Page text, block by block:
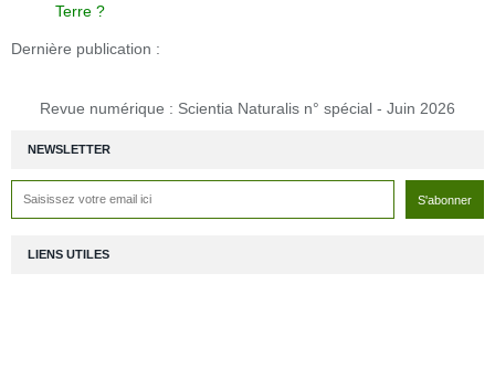
NEWSLETTER
Terre ?
Dernière publication :
Revue numérique : Scientia Naturalis n° spécial - Juin 2026
LIENS UTILES